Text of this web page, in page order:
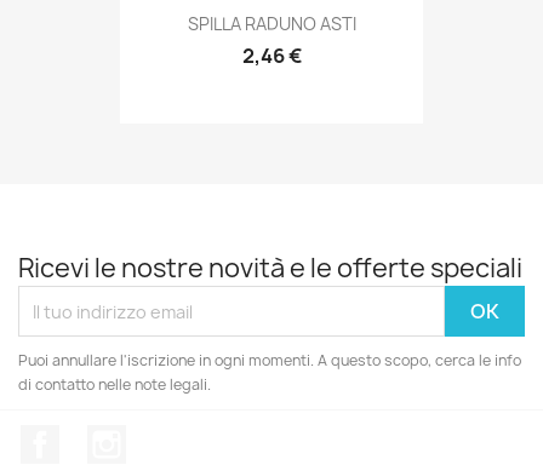
Anteprima
SPILLA RADUNO ASTI
2,46 €
Ricevi le nostre novità e le offerte speciali
Puoi annullare l'iscrizione in ogni momenti. A questo scopo, cerca le info
di contatto nelle note legali.